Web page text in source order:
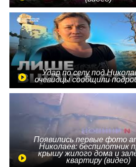
Удар по селу под
очевидцы сообщили
Появились первые фото
Николаев: беспилотник
крышу жилого дома и
квартиру (видео)